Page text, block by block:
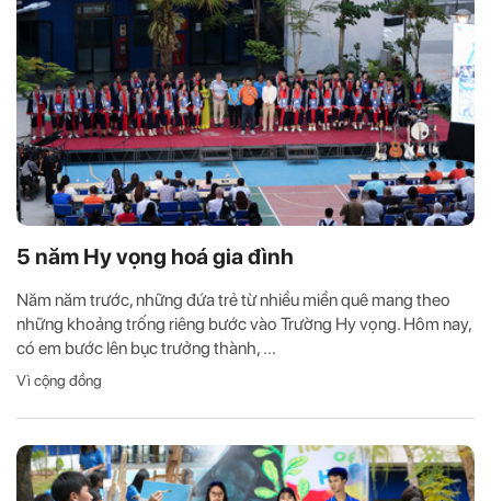
5 năm Hy vọng hoá gia đình
Năm năm trước, những đứa trẻ từ nhiều miền quê mang theo
những khoảng trống riêng bước vào Trường Hy vọng. Hôm nay,
có em bước lên bục trưởng thành, ...
Vì cộng đồng